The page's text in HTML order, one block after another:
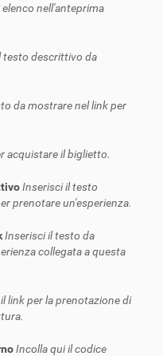
nell'anteprima
testo descrittivo da
da mostrare nel link per
acquistare il biglietto.
Inserisci il testo
prenotare un'esperienza.
Inserisci il testo da
collegata a questa
link per la prenotazione di
Incolla qui il codice